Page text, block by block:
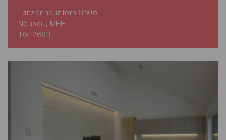
Lanzenneunforn 8506
Neubau, MFH
TG-2683